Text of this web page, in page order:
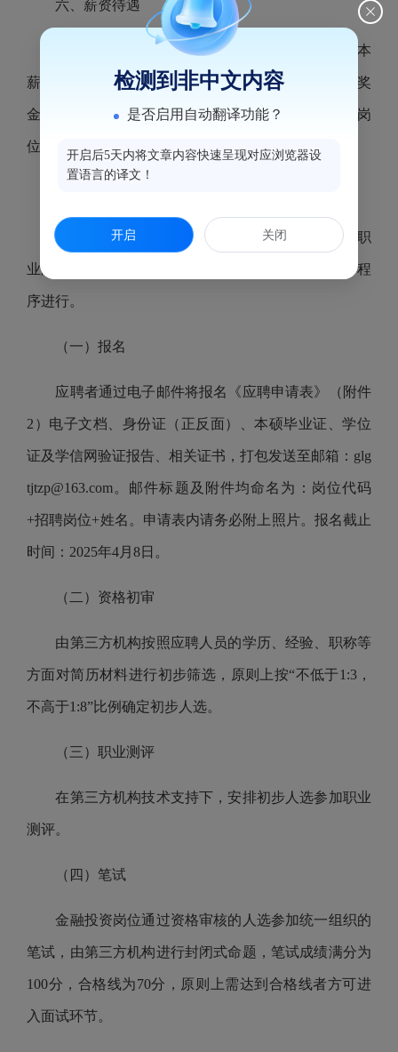
六、薪资待遇
薪酬由基本薪酬、绩效薪酬和考核奖金构成。基本
薪酬及绩效薪酬约30万元（税前） ，绩效薪酬、考核奖
金根据 鼓楼区国投集团年度业绩考核评价结果及本人岗
位责任完成情况兑现 。
本次公开招聘采取网络报名方式，按资格初审、职
业测评、 面试、背景调查、体检、人员公示等程
序进行。
（一）报名
应聘者通过电子邮件将报名《应聘申请表》 （附件
2） 电子文档 、身份证（正反面）、本硕毕业证、学位
证及学信网验证报告、相关证书 ， 打包发送至邮箱： glg
tjtzp@163.com。 邮件标题及附件均命名为：岗位代码
+招聘岗位+姓名。 申请表内请务必附上照片。 报名截止
时间：2025年4月 8日 。
（二）资格初审
由第三方机构按照应聘人员的学历、经验、职称等
方面对简历材料进行初步筛选 ，原则上按“不低于1 :3，
不高于1:8”比例确定初步人选。
（三） 职业测评
在第三方机构技术支持下，安排初步人选参加职业
测评。
（四） 笔试
金融投资岗位通过资格审核的人选参加统一组织的
笔试，由第三方机构进行封闭式命题，笔试成绩满分为
100分，合格线为70分，原则上需达到合格线者方可进
入面试环节。
检测到非中文内容
是否启用自动翻译功能？
开启后5天内将文章内容快速呈现对应浏览器设
置语言的译文！
开启 关闭